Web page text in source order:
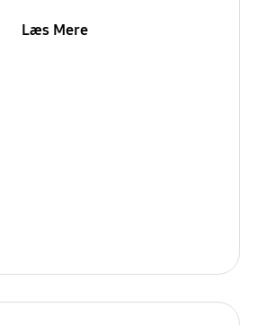
Læs Mere